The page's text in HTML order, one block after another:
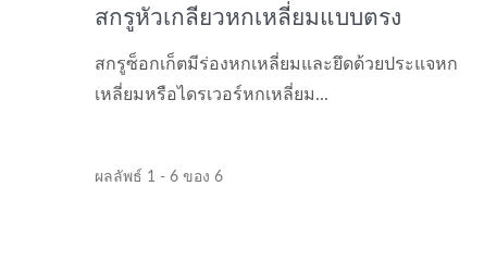
สกรูหัวเกลียวหกเหลี่ยมแบบตรง
สกรูซ็อกเก็ตมีร่องหกเหลี่ยมและยึดด้วยประแจหก
เหลี่ยมหรือไดรเวอร์หกเหลี่ยม...
ผลลัพธ์ 1 - 6 ของ 6